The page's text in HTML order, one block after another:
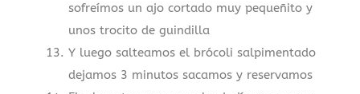
sofreímos un ajo cortado muy pequeñito y
unos trocito de guindilla
Y luego salteamos el brócoli salpimentado
dejamos 3 minutos sacamos y reservamos